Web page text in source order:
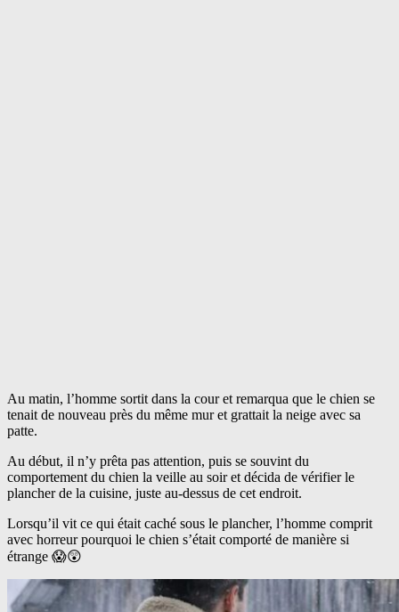
Au matin, l’homme sortit dans la cour et remarqua que le chien se
tenait de nouveau près du même mur et grattait la neige avec sa
patte.
Au début, il n’y prêta pas attention, puis se souvint du
comportement du chien la veille au soir et décida de vérifier le
plancher de la cuisine, juste au-dessus de cet endroit.
Lorsqu’il vit ce qui était caché sous le plancher, l’homme comprit
avec horreur pourquoi le chien s’était comporté de manière si
étrange 😱😲